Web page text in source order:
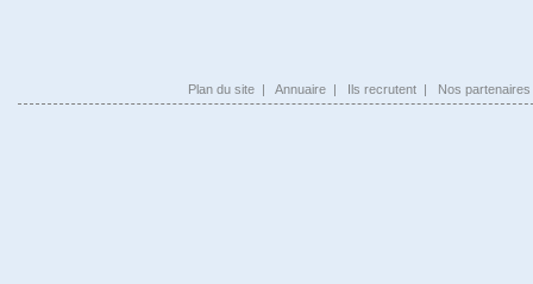
Plan du site| Annuaire| Ils recrutent| Nos partenaires